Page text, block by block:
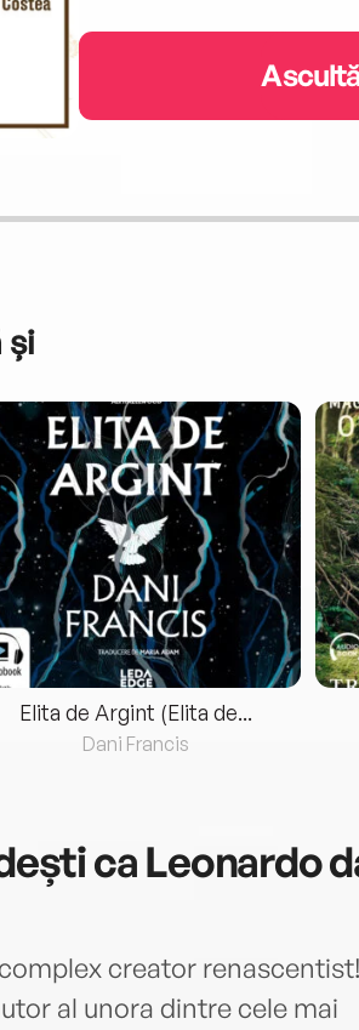
și
Elita de Argint (Elita de...
Dani Francis
ca Leonardo
creator renascentist!
al unora dintre cele mai